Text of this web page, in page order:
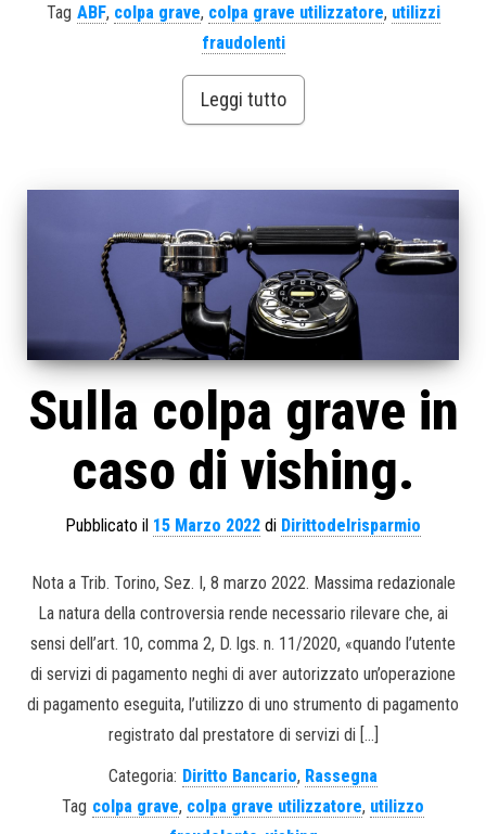
Tag ABF, colpa grave, colpa grave utilizzatore, utilizzi
fraudolenti
Leggi tutto
Sulla colpa grave in
caso di vishing.
Pubblicato il 15 Marzo 2022 di Dirittodelrisparmio
Nota a Trib. Torino, Sez. I, 8 marzo 2022. Massima redazionale
La natura della controversia rende necessario rilevare che, ai
sensi dell’art. 10, comma 2, D. lgs. n. 11/2020, «quando l’utente
di servizi di pagamento neghi di aver autorizzato un’operazione
di pagamento eseguita, l’utilizzo di uno strumento di pagamento
registrato dal prestatore di servizi di […]
Categoria: Diritto Bancario, Rassegna
Tag colpa grave, colpa grave utilizzatore, utilizzo